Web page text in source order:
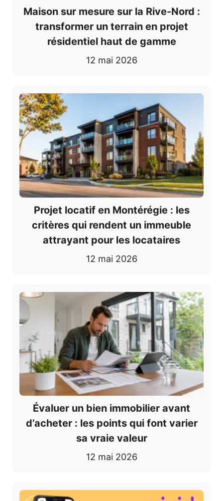
Maison sur mesure sur la Rive-Nord :
transformer un terrain en projet
résidentiel haut de gamme
12 mai 2026
Projet locatif en Montérégie : les
critères qui rendent un immeuble
attrayant pour les locataires
12 mai 2026
Évaluer un bien immobilier avant
d’acheter : les points qui font varier
sa vraie valeur
12 mai 2026